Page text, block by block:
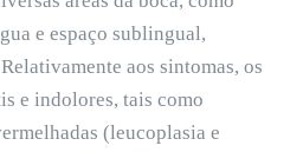
e espaço sublingual,
aos sintomas, os
e indolores, tais como
(leucoplasia e